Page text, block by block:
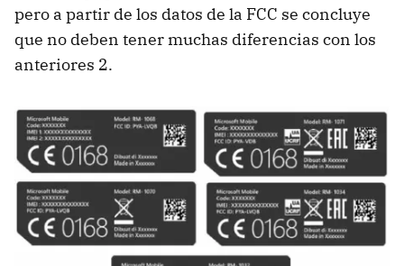
pero a partir de los datos de la FCC se concluye
que no deben tener muchas diferencias con los
anteriores 2.